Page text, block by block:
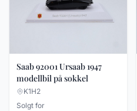
Saab 92001 Ursaab 1947
modellbil på sokkel
K1H2
Solgt for